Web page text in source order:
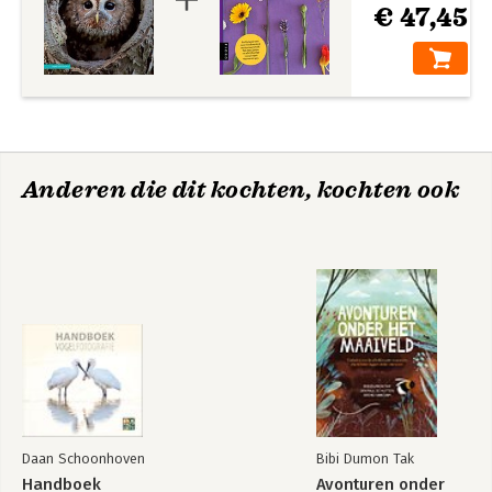
€ 47,45
Anderen die dit kochten, kochten ook
Daan Schoonhoven
Handboek
Bibi Dumon Tak
Avonturen onder